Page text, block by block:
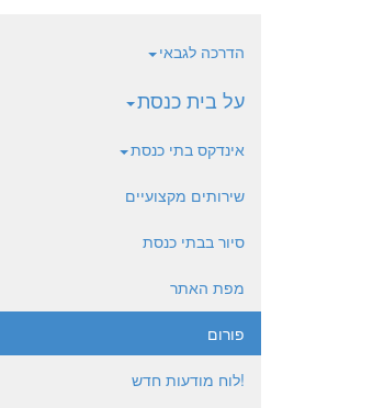
הדרכה לגבאי
על בית כנסת
אינדקס בתי כנסת
שירותים מקצועיים
סיור בבתי כנסת
מפת האתר
פורום
!לוח מודעות חדש